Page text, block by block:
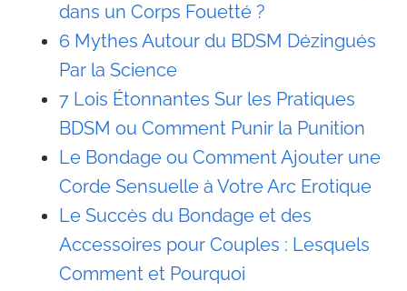
dans un Corps Fouetté ?
6 Mythes Autour du BDSM Dézingués
Par la Science
7 Lois Étonnantes Sur les Pratiques
BDSM ou Comment Punir la Punition
Le Bondage ou Comment Ajouter une
Corde Sensuelle à Votre Arc Erotique
Le Succès du Bondage et des
Accessoires pour Couples : Lesquels
Comment et Pourquoi